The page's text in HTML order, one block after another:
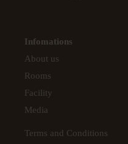
Infomations
About us
Rooms
Facility
Media
Terms and Conditions